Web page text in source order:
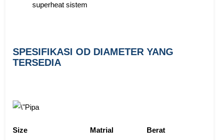
superheat sistem
SPESIFIKASI OD DIAMETER YANG
TERSEDIA
Size
Matrial Berat